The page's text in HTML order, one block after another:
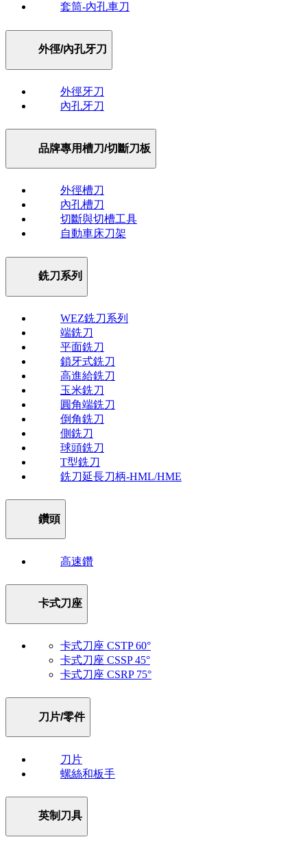
套筒-內孔車刀
外徑/內孔牙刀
外徑牙刀
內孔牙刀
品牌專用槽刀/切斷刀板
外徑槽刀
內孔槽刀
切斷與切槽工具
自動車床刀架
銑刀系列
WEZ銑刀系列
端銑刀
平面銑刀
鎖牙式銑刀
高進給銑刀
玉米銑刀
圓角端銑刀
倒角銑刀
側銑刀
球頭銑刀
T型銑刀
銑刀延長刀柄-HML/HME
鑽頭
高速鑽
卡式刀座
卡式刀座 CSTP 60°
卡式刀座 CSSP 45°
卡式刀座 CSRP 75°
刀片/零件
刀片
螺絲和板手
英制刀具